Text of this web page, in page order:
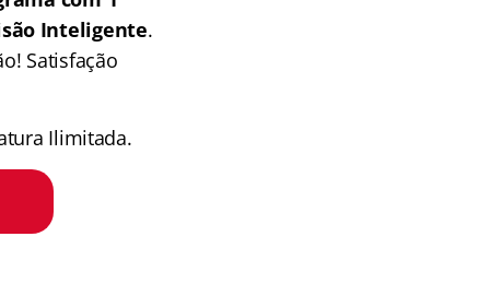
Inteligente.
Satisfação
Ilimitada.